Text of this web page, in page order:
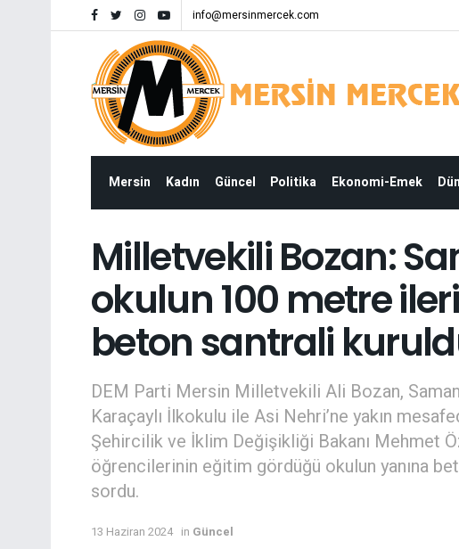
info@mersinmercek.com
Mersin Kadın Güncel Politika Ekonomi-Emek
Milletvekili Bozan:
okulun 100 metre
beton santrali
DEM Parti Mersin Milletvekili Ali Bozan,
Karaçaylı İlkokulu ile Asi Nehri’ne yakın
Şehircilik ve İklim Değişikliği Bakanı Mehmet
öğrencilerinin eğitim gördüğü okulun yanına
sordu.
13 Haziran 2024 in Güncel